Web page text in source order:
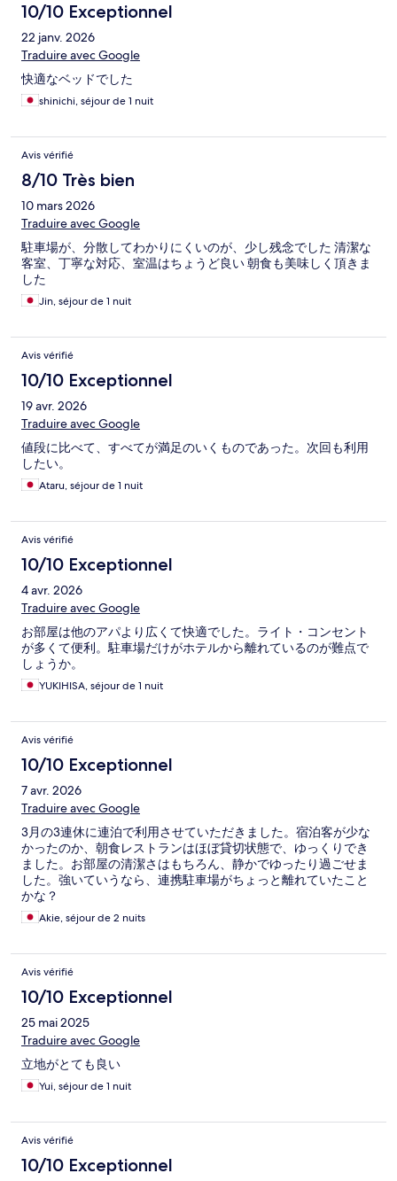
10/10 Exceptionnel
22 janv. 2026
Traduire avec Google
快適なベッドでした
shinichi, séjour de 1 nuit
Avis vérifié
8/10 Très bien
10 mars 2026
Traduire avec Google
駐車場が、分散してわかりにくいのが、少し残念でした 清潔な
客室、丁寧な対応、室温はちょうど良い 朝食も美味しく頂きま
した
Jin, séjour de 1 nuit
Avis vérifié
10/10 Exceptionnel
19 avr. 2026
Traduire avec Google
値段に比べて、すべてが満足のいくものであった。次回も利用
したい。
Ataru, séjour de 1 nuit
Avis vérifié
10/10 Exceptionnel
4 avr. 2026
Traduire avec Google
お部屋は他のアパより広くて快適でした。ライト・コンセント
が多くて便利。駐車場だけがホテルから離れているのが難点で
しょうか。
YUKIHISA, séjour de 1 nuit
Avis vérifié
10/10 Exceptionnel
7 avr. 2026
Traduire avec Google
3月の3連休に連泊で利用させていただきました。宿泊客が少な
かったのか、朝食レストランはほぼ貸切状態で、ゆっくりでき
ました。お部屋の清潔さはもちろん、静かでゆったり過ごせま
した。強いていうなら、連携駐車場がちょっと離れていたこと
かな？
Akie, séjour de 2 nuits
Avis vérifié
10/10 Exceptionnel
25 mai 2025
Traduire avec Google
立地がとても良い
Yui, séjour de 1 nuit
Avis vérifié
10/10 Exceptionnel